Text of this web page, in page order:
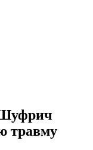
травму